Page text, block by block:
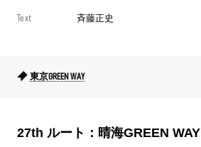
Text 斉藤正史
東京GREEN WAY
27th ルート：晴海GREEN WAY